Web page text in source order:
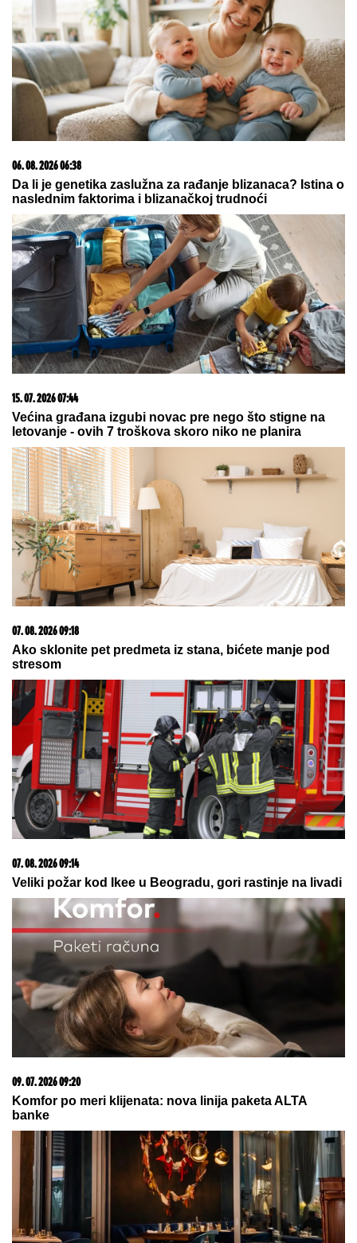
CECU NIKO NIJE PREPOZNAO NA
AERODROMULeti iz Malage za
Beograd: Kačket na glavi, atlet
majica i naočare (FOTO)
RIJALITI ZVEZDA ŽIVI U
RASKOŠNOJ VILI U BEOGRADU
kupatilo je kao GARSONJERA: "On
je jedini naslednik"
VERICA RAKOČEVIĆ I VELJKO PRAVE BAZEN U
VILI NA AVALIImanje vredi milione, a sada podelili
snimak iz dvorišta: Bagerista uveliko izvodi radove
(Video)
SNEŽANA SAVIĆ ISTA ONA MALINA
IZ "SREĆNIH LJUDI":Svi u šoku jer
se nije promenila ni posle 30
GODINA!
KLADIONIČARSKI KOKTEL:
Tiket
sastavljen od različitih sportova
ŠOKANTNETVRDNjE: Propao ogroman transfer
zbog Zvezdinog sponzora?
POMIRENJE LETA!
zajedno na odmoru posle SVAĐA I
SUZA: Evo kako se ponašaju pred
svima u baru! (VIDEO)